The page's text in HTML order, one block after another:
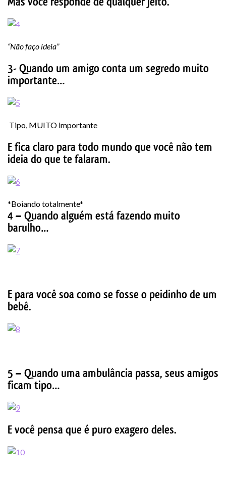
“Não faço ideia”
3- Quando um amigo conta um segredo muito
importante…
Tipo, MUITO importante
E fica claro para todo mundo que você não tem
ideia do que te falaram.
*Boiando totalmente*
4 – Quando alguém está fazendo muito
barulho…
E para você soa como se fosse o peidinho de um
bebê.
5 – Quando uma ambulância passa, seus amigos
ficam tipo…
E você pensa que é puro exagero deles.